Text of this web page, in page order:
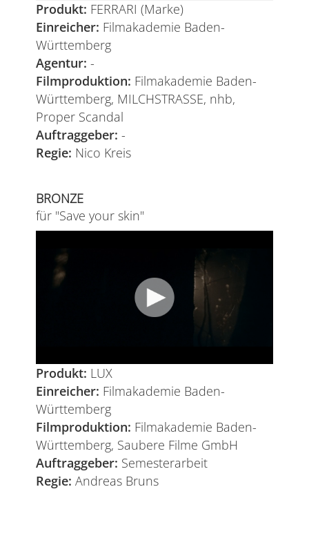
Produkt: FERRARI (Marke)
Einreicher: Filmakademie Baden-
Württemberg
Agentur:-
Filmproduktion: Filmakademie Baden-
Württemberg, MILCHSTRASSE, nhb,
Proper Scandal
Auftraggeber:-
Regie: Nico Kreis
BRONZE
für "Save your skin"
Produkt: LUX
Einreicher: Filmakademie Baden-
Württemberg
Filmproduktion: Filmakademie Baden-
Württemberg, Saubere Filme GmbH
Auftraggeber: Semesterarbeit
Regie:Andreas Bruns